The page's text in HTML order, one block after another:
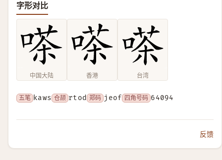
字形对比
中国大陆 香港 台湾
五笔 kaws 仓颉 rtod 郑码 jeof 四角号码 64094
反馈